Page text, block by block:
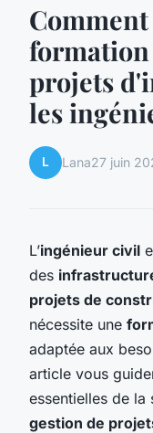
formation
projets
les
L Lana27 juin
L’ingénieur civil
des
projets de
nécessite une
adaptée aux
article vous
essentielles de
gestion de